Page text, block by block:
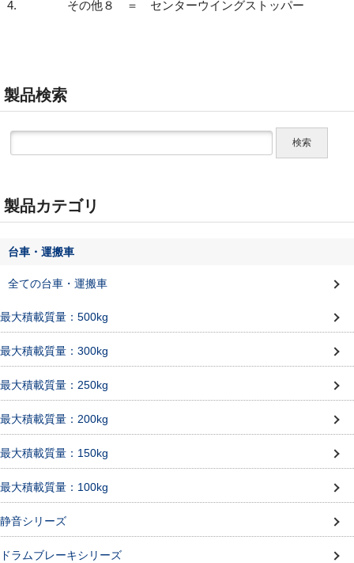
その他８ ＝ センターウイングストッパー
製品検索
製品カテゴリ
台車・運搬車
全ての台車・運搬車
最大積載質量：500kg
最大積載質量：300kg
最大積載質量：250kg
最大積載質量：200kg
最大積載質量：150kg
最大積載質量：100kg
静音シリーズ
ドラムブレーキシリーズ